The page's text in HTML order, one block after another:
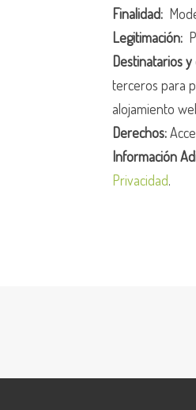
Finalidad:
Legitimación:
Destinatarios
terceros para
alojamiento
Derechos:
Información
Privacidad.